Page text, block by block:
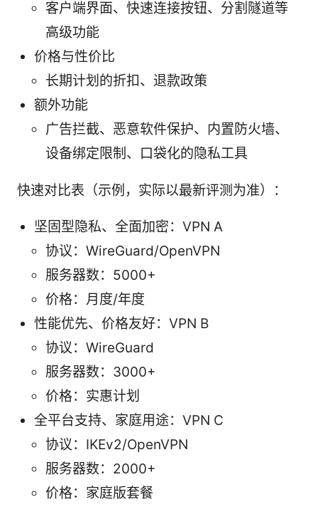
客户端界面、快速连接按钮、分割隧道等
高级功能
价格与性价比
长期计划的折扣、退款政策
额外功能
广告拦截、恶意软件保护、内置防火墙、
设备绑定限制、口袋化的隐私工具
快速对比表（示例，实际以最新评测为准）：
坚固型隐私、全面加密：VPN A
协议：WireGuard/OpenVPN
服务器数：5000+
价格：月度/年度
性能优先、价格友好：VPN B
协议：WireGuard
服务器数：3000+
价格：实惠计划
全平台支持、家庭用途：VPN C
协议：IKEv2/OpenVPN
服务器数：2000+
价格：家庭版套餐